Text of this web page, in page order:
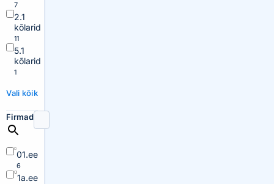
7
2.1
kõlarid
11
5.1
kõlarid
1
Vali kõik
Firmad
01.ee
6
1a.ee